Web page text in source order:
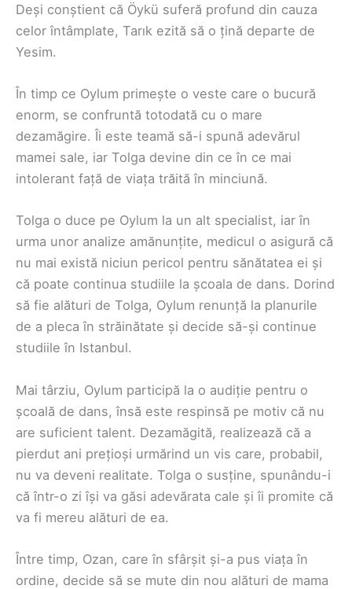
Deși conștient că Öykü suferă profund din cauza
celor întâmplate, Tarık ezită să o țină departe de
Yesim.
În timp ce Oylum primește o veste care o bucură
enorm, se confruntă totodată cu o mare
dezamăgire. Îi este teamă să-i spună adevărul
mamei sale, iar Tolga devine din ce în ce mai
intolerant față de viața trăită în minciună.
Tolga o duce pe Oylum la un alt specialist, iar în
urma unor analize amănunțite, medicul o asigură că
nu mai există niciun pericol pentru sănătatea ei și
că poate continua studiile la școala de dans. Dorind
să fie alături de Tolga, Oylum renunță la planurile
de a pleca în străinătate și decide să-și continue
studiile în Istanbul.
Mai târziu, Oylum participă la o audiție pentru o
școală de dans, însă este respinsă pe motiv că nu
are suficient talent. Dezamăgită, realizează că a
pierdut ani prețioși urmărind un vis care, probabil,
nu va deveni realitate. Tolga o susține, spunându-i
că într-o zi își va găsi adevărata cale și îi promite că
va fi mereu alături de ea.
Între timp, Ozan, care în sfârșit și-a pus viața în
ordine, decide să se mute din nou alături de mama